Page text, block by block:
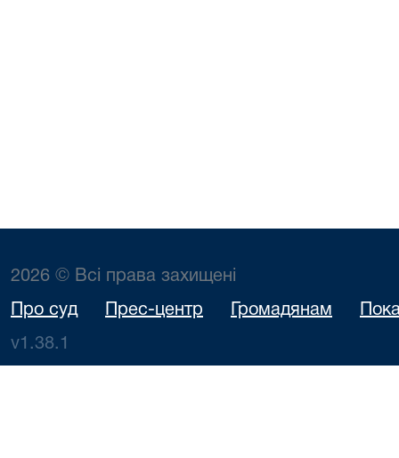
2026 © Всі права захищені
Про суд Прес-центр Громадянам
v1.38.1